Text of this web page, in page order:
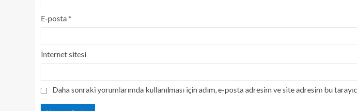
E-posta*
İnternet sitesi
Daha sonraki yorumlarımda kullanılması için adım, e-posta adresim ve site adresim bu